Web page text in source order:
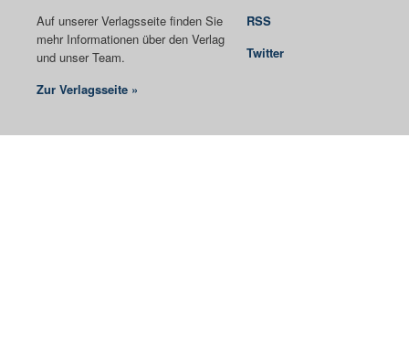
Auf unserer Verlagsseite finden Sie
mehr Informationen über den Verlag
und unser Team.
Zur Verlagsseite »
RSS
Twitter